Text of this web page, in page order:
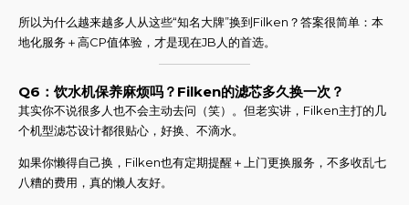
所以为什么越来越多人从这些“知名大牌”换到Filken？答案很简单：本
地化服务＋高CP值体验，才是现在JB人的首选。
Q6：饮水机保养麻烦吗？Filken的滤芯多久换一次？
其实你不说很多人也不会主动去问（笑）。但老实讲，Filken主打的几
个机型滤芯设计都很贴心，好换、不滴水。
如果你懒得自己换，Filken也有定期提醒＋上门更换服务，不多收乱七
八糟的费用，真的懒人友好。